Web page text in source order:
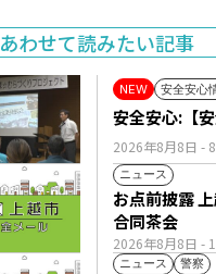
あわせて読みたい記事
NEW 安全安心
2026年8月8日 -
安全安心:【
ニュース
2026年8月8日 -
お点前披露
合同茶会
ニュース 警察